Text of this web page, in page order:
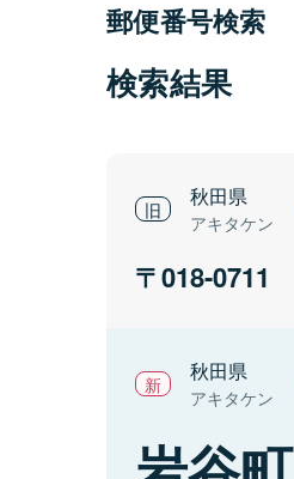
郵便番号検索
検索結果
秋田県
アキタケン
018-0711
秋田県
アキタケン